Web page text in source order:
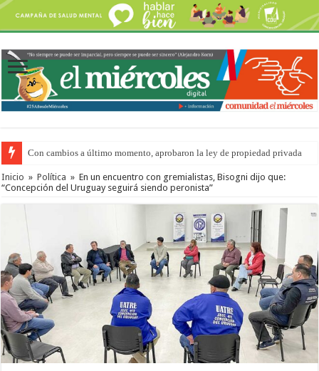
Con cambios a último momento, aprobaron la ley de propiedad privada
Inicio » Política » En un encuentro con gremialistas, Bisogni dijo que:
“Concepción del Uruguay seguirá siendo peronista”